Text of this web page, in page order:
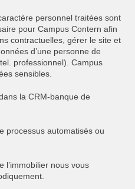
personnel traitées sont
pour Campus Contern afin
contractuelles, gérer le site et
d’une personne de
professionnel). Campus
sensibles.
la CRM-banque de
processus automatisés ou
l’immobilier nous vous